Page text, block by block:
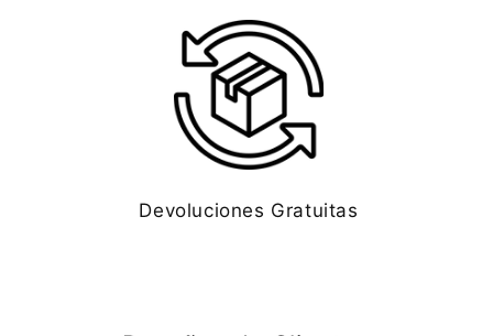
Devoluciones Gratuitas